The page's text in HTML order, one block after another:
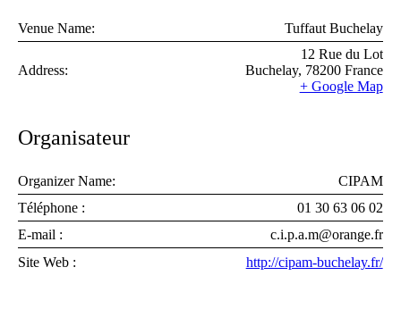
Venue Name: Tuffaut Buchelay
Address:
12 Rue du Lot
Buchelay, 78200 France
+ Google Map
Organisateur
Organizer Name:
CIPAM
Téléphone :
01 30 63 06 02
E-mail :
c.i.p.a.m@orange.fr
Site Web :
http://cipam-buchelay.fr/